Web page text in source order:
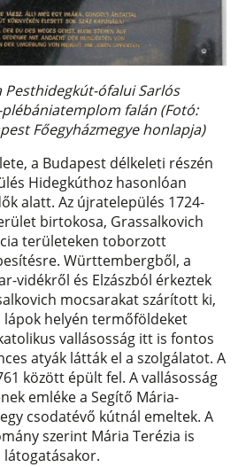
Pesthidegkút-ófalui Sarlós
falán (Fotó:
Főegyházmegye honlapja)
a Budapest délkeleti részén
Hidegkúthoz hasonlóan
alatt. Az újratelepülés 1724-
birtokosa, Grassalkovich
területeken toborzott
Württembergből, a
vidékről és Elzászból érkeztek
mocsarakat szárított ki,
lápok helyén termőföldeket
vallásosság itt is fontos
atyák látták el a szolgálatot. A
között épült fel. A vallásosság
emléke a Segítő Mária-
csodatévő kútnál emeltek. A
szerint Mária Terézia is